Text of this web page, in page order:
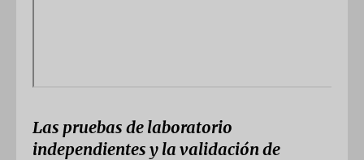
Las pruebas de laboratorio
independientes y la validación de